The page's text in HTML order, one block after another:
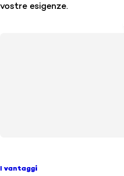
vostre esigenze.
I vantaggi